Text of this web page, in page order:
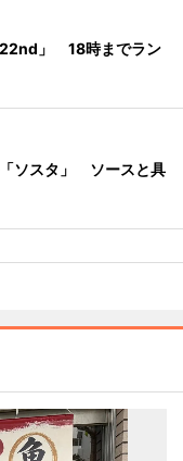
22nd」 18時までラン
ソスタ」 ソースと具